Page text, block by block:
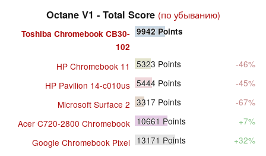
Octane V1 - Total Score (по убыванию)
Toshiba Chromebook CB30-
102
9942 Points
HP Chromebook 11 5323 Points
-46%
HP Pavilion 14-c010us 5444 Points
-45%
Microsoft Surface 2 3317 Points
-67%
Acer C720-2800 Chromebook 10661 Points
+7%
Google Chromebook Pixel
13171 Points +32%